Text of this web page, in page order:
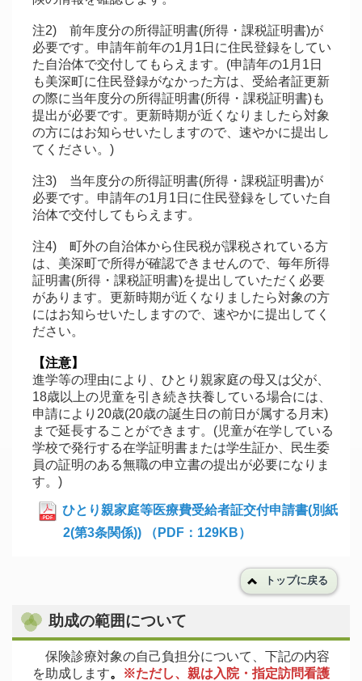
注2) 前年度分の所得証明書(所得・課税証明書)が
必要です。申請年前年の1月1日に住民登録をしてい
た自治体で交付してもらえます。(申請年の1月1日
も美深町に住民登録がなかった方は、受給者証更新
の際に当年度分の所得証明書(所得・課税証明書)も
提出が必要です。更新時期が近くなりましたら対象
の方にはお知らせいたしますので、速やかに提出し
てください。)
注3) 当年度分の所得証明書(所得・課税証明書)が
必要です。申請年の1月1日に住民登録をしていた自
治体で交付してもらえます。
注4) 町外の自治体から住民税が課税されている方
は、美深町で所得が確認できませんので、毎年所得
証明書(所得・課税証明書)を提出していただく必要
があります。更新時期が近くなりましたら対象の方
にはお知らせいたしますので、速やかに提出してく
ださい。
【注意】
進学等の理由により、ひとり親家庭の母又は父が、
18歳以上の児童を引き続き扶養している場合には、
申請により20歳(20歳の誕生日の前日が属する月末)
まで延長することができます。(児童が在学している
学校で発行する在学証明書または学生証か、民生委
員の証明のある無職の申立書の提出が必要になりま
す。)
ひとり親家庭等医療費受給者証交付申請書(別紙
2(第3条関係)) （PDF：129KB）
トップに戻る
助成の範囲について
保険診療対象の自己負担分について、下記の内容
を助成します。
※ただし、親は入院・指定訪問看護